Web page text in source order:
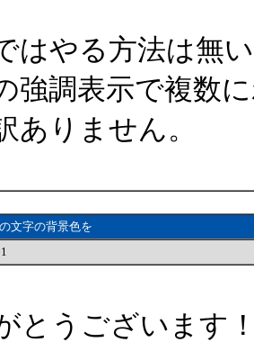
はやる方法は無
強調表示で複数
ありません。
文字の背景色を
とうございます